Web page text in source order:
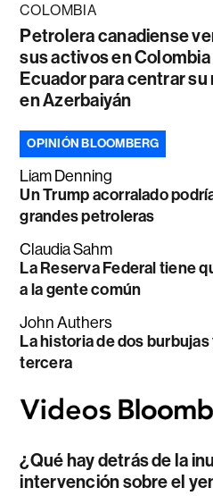
COLOMBIA
Petrolera canadiense
sus activos en Colombia
Ecuador para centrar
en Azerbaiyán
OPINIÓN BLOOMBERG
Liam Denning
Un Trump acorralado
grandes petroleras
Claudia Sahm
La Reserva Federal tiene
a la gente común
John Authers
La historia de dos
tercera
¿Qué hay detrás de la
intervención sobre el